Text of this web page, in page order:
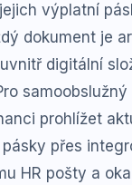
výplatní
dokument je
digitální
samoobslužný
prohlížet
přes
HR pošty a